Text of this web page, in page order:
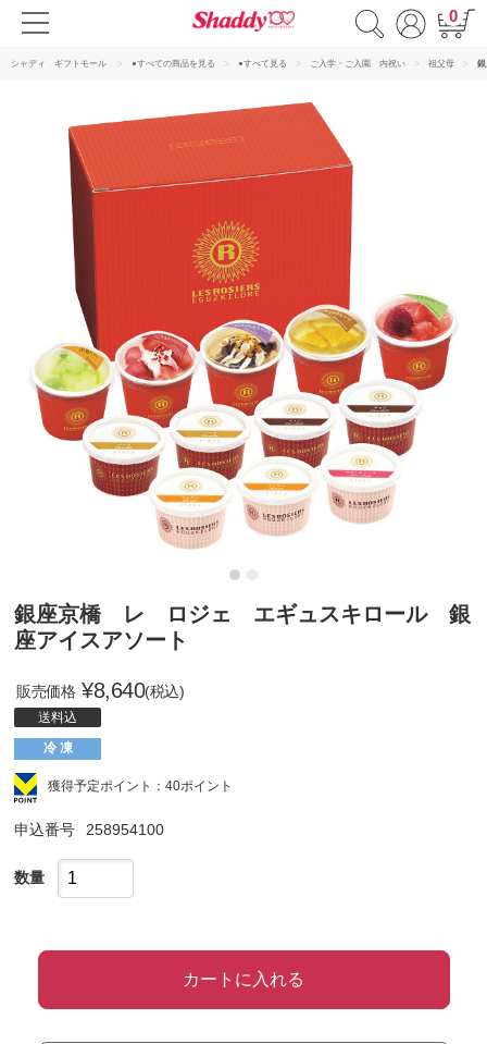
0
シャディ ギフトモール ●すべての商品を見る ●すべて見る ご入学・ご入園 内祝い 祖父母
銀座京橋 レ ロジェ エギュスキロール 銀
座アイスアソート
販売価格 ¥8,640(税込)
送料込
冷 凍
獲得予定ポイント：40ポイント
申込番号 258954100
数量
カートに入れる